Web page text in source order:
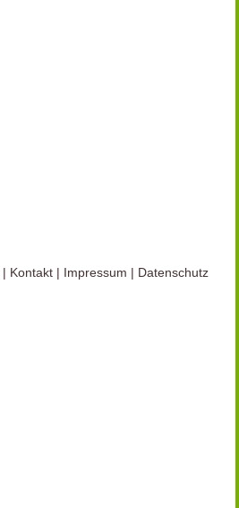
| Kontakt | Impressum | Datenschutz